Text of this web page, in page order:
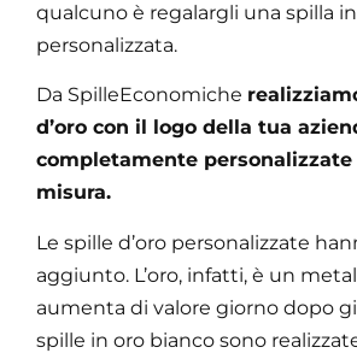
qualcuno è regalargli una spilla
personalizzata.
Da SpilleEconomiche
d’oro con il logo della tua
completamente personalizzate
misura.
Le spille d’oro personalizzate
aggiunto. L’oro, infatti, è un
aumenta di valore giorno dopo
spille in oro bianco sono